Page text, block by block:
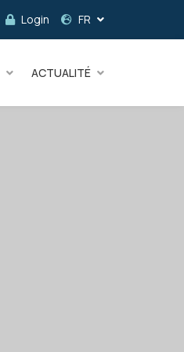
Login FR
ACTUALITÉ